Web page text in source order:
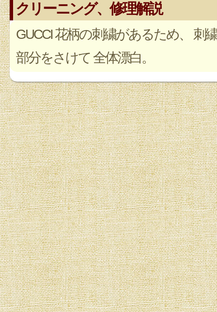
クリーニング、修理解説
GUCCI 花柄の刺繍があるため、 刺繍
部分をさけて 全体漂白。